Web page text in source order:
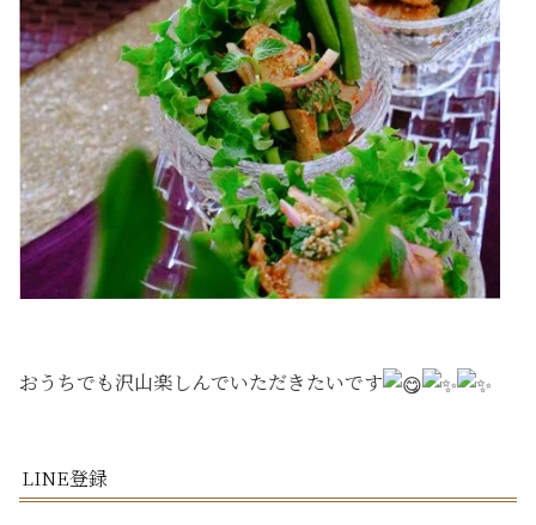
おうちでも沢山楽しんでいただきたいです
LINE登録